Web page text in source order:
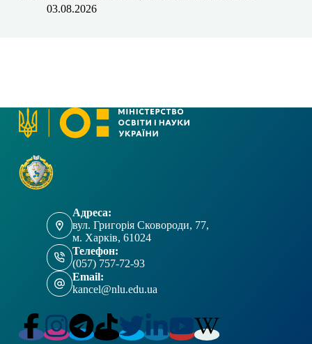
03.08.2026
Адреса:
вул. Григорія Сковороди, 77,
м. Харків, 61024
Телефон:
(057) 757-72-93
Email:
kancel@nlu.edu.ua